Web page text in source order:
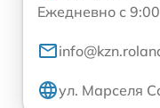
Ежедневно с
ул. Марселя